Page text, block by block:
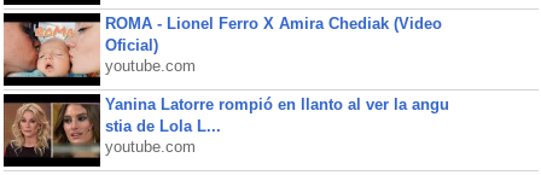
ROMA - Lionel Ferro X Amira Chediak (Video
Oficial)
youtube.com
Yanina Latorre rompió en llanto al ver la angu
stia de Lola L...
youtube.com